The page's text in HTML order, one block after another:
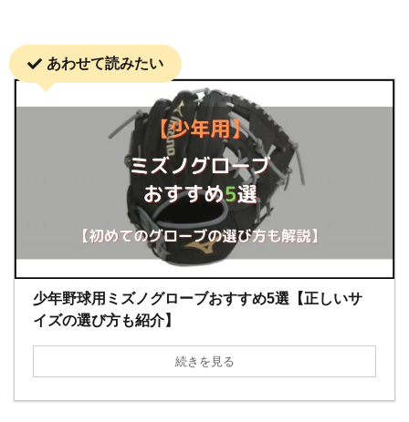
あわせて読みたい
少年野球用ミズノグローブおすすめ5選【正しいサ
イズの選び方も紹介】
続きを見る